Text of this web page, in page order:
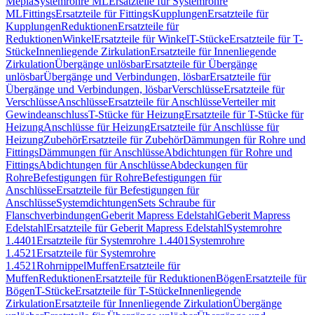
MLFittingsErsatzteile für FittingsKupplungenErsatzteile für
KupplungenReduktionenErsatzteile für
ReduktionenWinkelErsatzteile für WinkelT-StückeErsatzteile für T-
StückeInnenliegende ZirkulationErsatzteile für Innenliegende
ZirkulationÜbergänge unlösbarErsatzteile für Übergänge
unlösbarÜbergänge und Verbindungen, lösbarErsatzteile für
Übergänge und Verbindungen, lösbarVerschlüsseErsatzteile für
VerschlüsseAnschlüsseErsatzteile für AnschlüsseVerteiler mit
GewindeanschlussT-Stücke für HeizungErsatzteile für T-Stücke für
HeizungAnschlüsse für HeizungErsatzteile für Anschlüsse für
HeizungZubehörErsatzteile für ZubehörDämmungen für Rohre und
FittingsDämmungen für AnschlüsseAbdichtungen für Rohre und
FittingsAbdichtungen für AnschlüsseAbdeckungen für
RohreBefestigungen für RohreBefestigungen für
AnschlüsseErsatzteile für Befestigungen für
AnschlüsseSystemdichtungenSets Schraube für
FlanschverbindungenGeberit Mapress EdelstahlGeberit Mapress
EdelstahlErsatzteile für Geberit Mapress EdelstahlSystemrohre
1.4401Ersatzteile für Systemrohre 1.4401 Systemrohre
1.4521Ersatzteile für Systemrohre
1.4521RohrnippelMuffenErsatzteile für
MuffenReduktionenErsatzteile für ReduktionenBögenErsatzteile für
BögenT-StückeErsatzteile für T-StückeInnenliegende
ZirkulationErsatzteile für Innenliegende ZirkulationÜbergänge